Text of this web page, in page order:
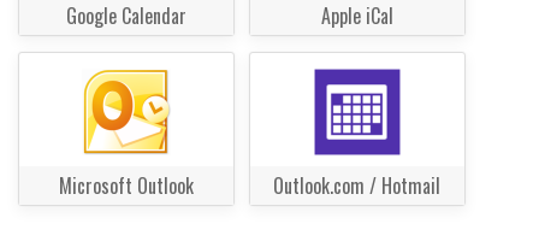
Google Calendar Apple iCal
Microsoft Outlook Outlook.com / Hotmail